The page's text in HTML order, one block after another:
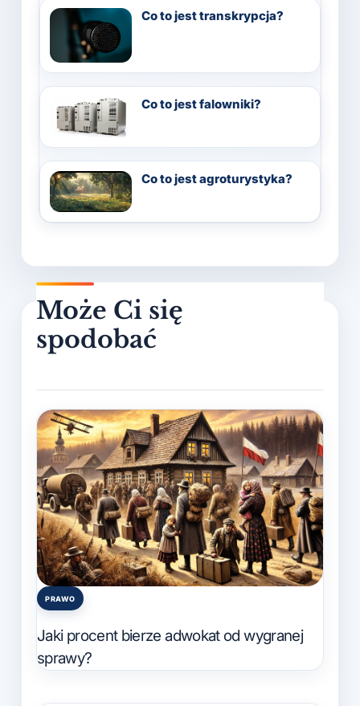
Co to jest transkrypcja?
Co to jest falowniki?
Co to jest agroturystyka?
Posted
PRAWO
Jaki procent bierze adwokat od wygranej
sprawy?